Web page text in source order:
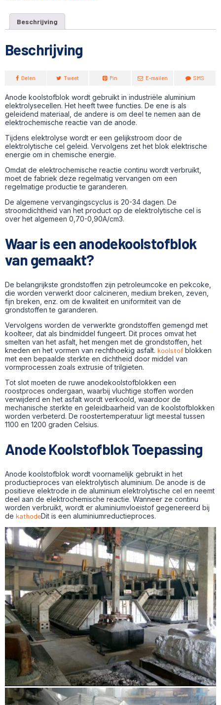
Beschrijving
Beschrijving
Delen Tweet Pin E-mailen SMS
Anode koolstofblok wordt gebruikt in industriële aluminium
elektrolysecellen. Het heeft twee functies. De ene is als
geleidend materiaal, de andere is om deel te nemen aan de
elektrochemische reactie van de anode.
Tijdens elektrolyse wordt er een gelijkstroom door de
elektrolytische cel geleid. Vervolgens zet het blok elektrische
energie om in chemische energie.
Omdat de elektrochemische reactie continu wordt verbruikt,
moet de fabriek deze regelmatig vervangen om een
regelmatige productie te garanderen.
De algemene vervangingscyclus is 20-34 dagen. De
stroomdichtheid van het product op de elektrolytische cel is
over het algemeen 0,70-0,90A/cm3.
Waar is een anodekoolstofblok
van gemaakt?
De belangrijkste grondstoffen zijn petroleumcoke en pekcoke,
die worden verwerkt door calcineren, medium breken, zeven,
fijn breken, enz. om de kwaliteit en uniformiteit van de
grondstoffen te garanderen.
Vervolgens worden de verwerkte grondstoffen gemengd met
koolteer, dat als bindmiddel fungeert. Dit proces omvat het
smelten van het asfalt, het mengen met de grondstoffen, het
kneden en het vormen van rechthoekig asfalt. koolstof blokken
met een bepaalde sterkte en dichtheid door middel van
vormprocessen zoals extrusie of trilgieten.
Tot slot moeten de ruwe anodekoolstofblokken een
roostproces ondergaan, waarbij vluchtige stoffen worden
verwijderd en het asfalt wordt verkoold, waardoor de
mechanische sterkte en geleidbaarheid van de koolstofblokken
worden verbeterd. De roostertemperatuur ligt meestal tussen
1100 en 1200 graden Celsius.
Anode Koolstofblok Toepassing
Anode koolstofblok wordt voornamelijk gebruikt in het
productieproces van elektrolytisch aluminium. De anode is de
positieve elektrode in de aluminium elektrolytische cel en neemt
deel aan de elektrochemische reactie. Wanneer ze continu
worden verbruikt, wordt er aluminiumvloeistof gegenereerd bij
de kathodeDit is een aluminiumreductieproces.